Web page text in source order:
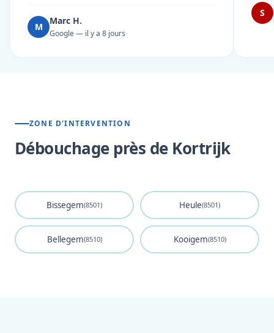
M
Marc H.
Google — il y a 8 jours
S
ZONE D'INTERVENTION
Débouchage près de Kortrijk
Bissegem(8501) Heule(8501)
Bellegem(8510) Kooigem(8510)